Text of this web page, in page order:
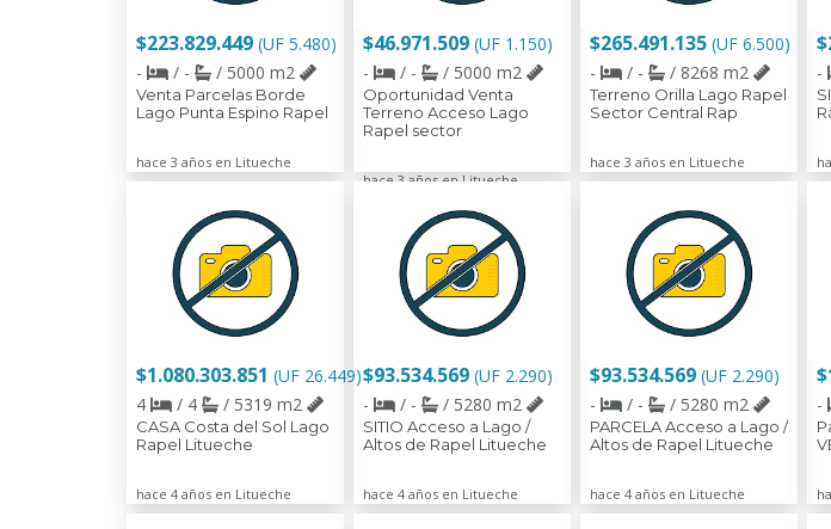
$223.829.449 (UF 5.480)
-
/ - / 5000 m2
Venta Parcelas Borde
Lago Punta Espino Rapel
hace 3 años en Litueche
$46.971.509 (UF 1.150)
-
/ - / 5000 m2
Oportunidad Venta
Terreno Acceso Lago
Rapel sector
hace 3 años en Litueche
$265.491.135 (UF 6.500)
-
/ - / 8268 m2
Terreno Orilla Lago Rapel
Sector Central Rap
hace 3 años en Litueche
-
$1.080.303.851 (UF 26.449)
4
/ 4 / 5319 m2
CASA Costa del Sol Lago
Rapel Litueche
hace 4 años en Litueche
$93.534.569 (UF 2.290)
-
/ - / 5280 m2
SITIO Acceso a Lago /
Altos de Rapel Litueche
hace 4 años en Litueche
$93.534.569 (UF 2.290)
-
/ - / 5280 m2
PARCELA Acceso a Lago /
Altos de Rapel Litueche
hace 4 años en Litueche
-